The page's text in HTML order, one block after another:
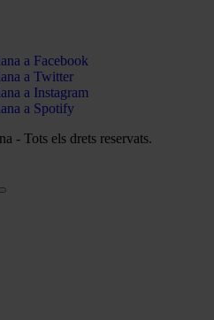
a Facebook
a Twitter
a Instagram
a Spotify
- Tots els drets reservats.